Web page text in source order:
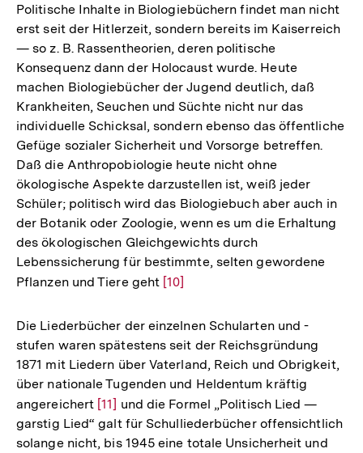
Politische Inhalte in Biologiebüchern findet man nicht
erst seit der Hitlerzeit, sondern bereits im Kaiserreich
— so z. B. Rassentheorien, deren politische
Konsequenz dann der Holocaust wurde. Heute
machen Biologiebücher der Jugend deutlich, daß
Krankheiten, Seuchen und Süchte nicht nur das
individuelle Schicksal, sondern ebenso das öffentliche
Gefüge sozialer Sicherheit und Vorsorge betreffen.
Daß die Anthropobiologie heute nicht ohne
ökologische Aspekte darzustellen ist, weiß jeder
Schüler; politisch wird das Biologiebuch aber auch in
der Botanik oder Zoologie, wenn es um die Erhaltung
des ökologischen Gleichgewichts durch
Lebenssicherung für bestimmte, selten gewordene
Pflanzen und Tiere geht Zur
der
Fußnote
[10]
Die Liederbücher der einzelnen Schularten und -
stufen waren spätestens seit der Reichsgründung
1871 mit Liedern über Vaterland, Reich und Obrigkeit,
über nationale Tugenden und Heldentum kräftig
angereichert Zur
Auflösung
der
[11] und die Formel „Politisch Lied —
garstig Lied“ galt für Schulliederbücher offensichtlich
solange nicht, bis 1945 eine totale Unsicherheit und